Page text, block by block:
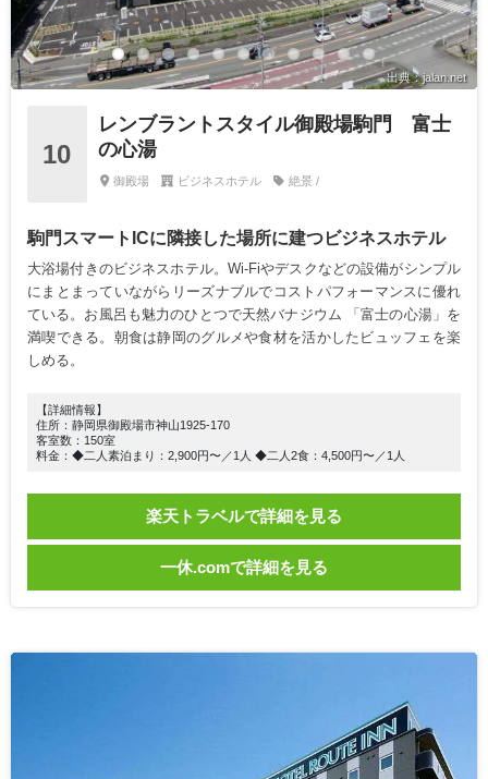
出典：jalan.net
10
レンブラントスタイル御殿場駒門 富士
の心湯
御殿場 ビジネスホテル 絶景 /
駒門スマートICに隣接した場所に建つビジネスホテル
大浴場付きのビジネスホテル。Wi-Fiやデスクなどの設備がシンプル
にまとまっていながらリーズナブルでコストパフォーマンスに優れ
ている。お風呂も魅力のひとつで天然バナジウム 「富士の心湯」を
満喫できる。朝食は静岡のグルメや食材を活かしたビュッフェを楽
しめる。
【詳細情報】
住所：静岡県御殿場市神山1925-170
客室数：150室
料金：◆二人素泊まり：2,900円〜／1人 ◆二人2食：4,500円〜／1人
楽天トラベルで詳細を見る
一休.comで詳細を見る